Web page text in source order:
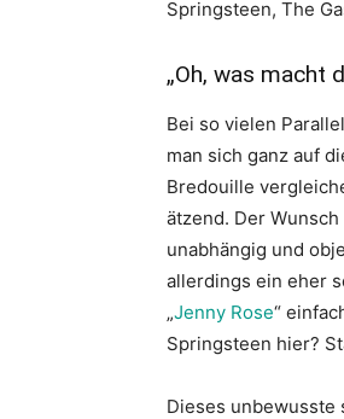
Springsteen, The
„Oh, was macht
Bei so vielen
man sich ganz auf
Bredouille
ätzend. Der
unabhängig und
allerdings ein eher
„Jenny Rose“
Springsteen hier?
Dieses unbewusste